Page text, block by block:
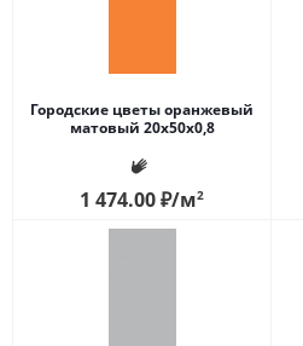
Городские цветы оранжевый
матовый 20x50x0,8
1 474.00₽/м2